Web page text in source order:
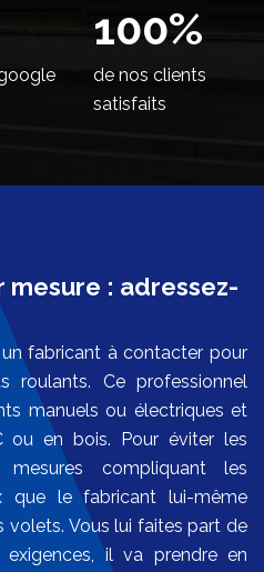
100%
de nos clients
satisfaits
mesure : adressez-
fabricant à contacter pour
roulants. Ce professionnel
manuels ou électriques et
ou en bois. Pour éviter les
compliquant les
que le fabricant lui-même
volets. Vous lui faites part de
il va prendre en